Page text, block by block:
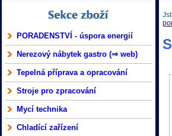
PORADENSTVÍ - úspora energií
Nerezový nábytek gastro (⇒ web)
Tepelná příprava a opracování
Stroje pro zpracování
Mycí technika
Chladící zařízení